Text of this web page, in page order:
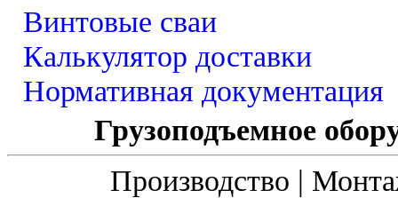
Винтовые сваи
Калькулятор доставки
Нормативная документация
Грузоподъемное
Производство |